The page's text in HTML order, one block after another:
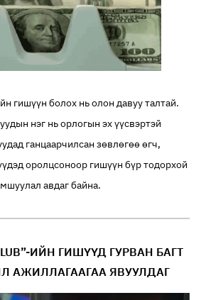
гишүүн болох нь олон давуу талтай.
нэг нь орлогын эх үүсвэртэй
ганцаарчилсан зөвлөгөө өгч,
оролцсоноор гишүүн бүр тодорхой
авдаг байна.
ИЙН ГИШҮҮД ГУРВАН БАГТ
АЖИЛЛАГААГАА ЯВУУЛДАГ